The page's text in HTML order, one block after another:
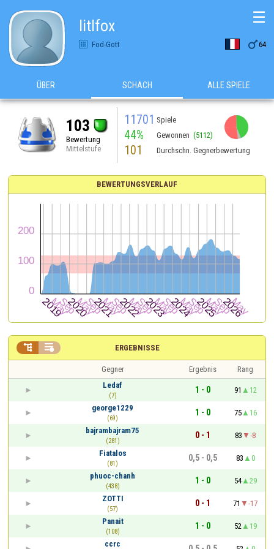
litlfox
Fod-Gott 64
☰
ÜBER SCHACH ALLE SPIELE
103
Bewertung
Mittelstufe
11701 Spiele
44% Gewonnen (5112)
101 Durchschn. Gegnerbewertung
BEWERTUNGSVERLAUF
ERGEBNISSE
 
Gegner Ergebnis
Rang
Ledaf
(7)
1 - 0 91
12
george1229
(69)
1 - 0 75
16
bajrambajram75
(281)
0 - 1 83
-8
Fiatalos
(81)
0,5 - 0,5 83
0
phuoc-chanh
(438)
1 - 0 54
29
ZOTTI
(57)
0 - 1 71
-17
Panait
(108)
1 - 0 52
19
ccrc